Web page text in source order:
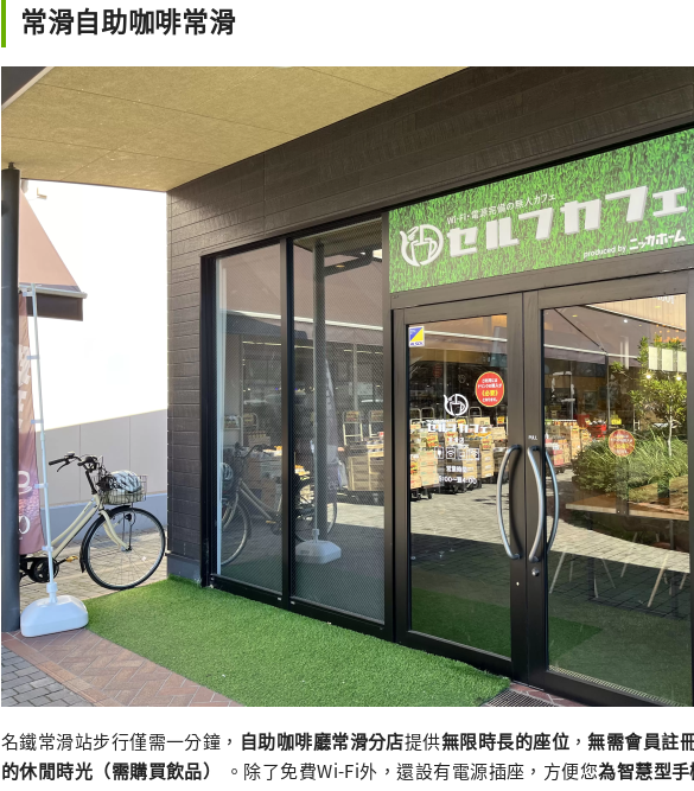
常滑自助咖啡常滑
名鐵常滑站步行僅需一分鐘， 自助咖啡廳常滑分店提供無限時長的座位，無需會員註
的休閒時光（需購買飲品）
。除了免費Wi-Fi外，還設有電源插座，方便您為智慧型